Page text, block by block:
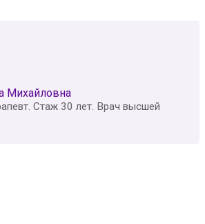
Михайловна
Стаж 30 лет. Врач высшей